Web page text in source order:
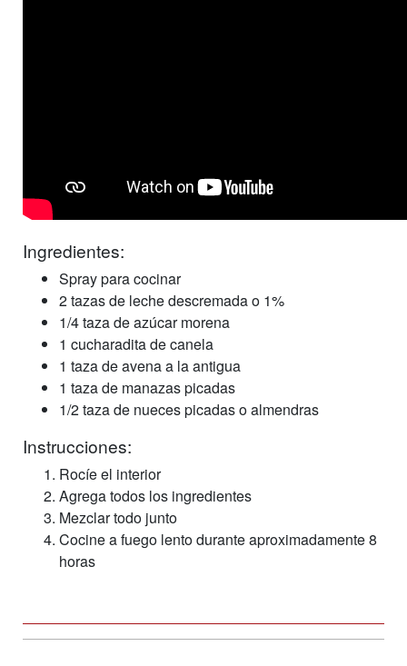
Ingredientes:
Spray para cocinar
2 tazas de leche descremada o 1%
1/4 taza de azúcar morena
1 cucharadita de canela
1 taza de avena a la antigua
1 taza de manazas picadas
1/2 taza de nueces picadas o almendras
Instrucciones:
Rocíe el interior
Agrega todos los ingredientes
Mezclar todo junto
Cocine a fuego lento durante aproximadamente 8
horas